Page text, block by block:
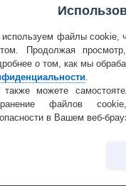
файлы cookie,
Продолжая
о том, как мы
можете
файлов
в Вашем веб-